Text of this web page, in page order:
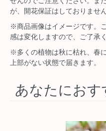
が、開花保証はしておりませ
※商品画像はイメージです。
感は変化しますので、ご了承
※多くの植物は秋に枯れ、春
上部がない状態で届きます。
あなたにおす